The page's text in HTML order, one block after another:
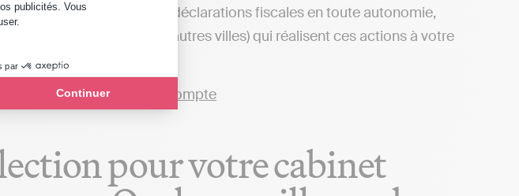
publicités. Vous
par
Continuer
et transmettre vos déclarations fiscales en toute autonomie,
Velars-sur-Ouche ou d'autres villes) qui réalisent ces actions à votre
pour votre cabinet